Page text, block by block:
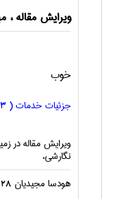
ویرایش مقاله ،
خوب
جزئیات خدمات (
ویرایش مقاله در
نگارشی،
هودسا مجیدیان